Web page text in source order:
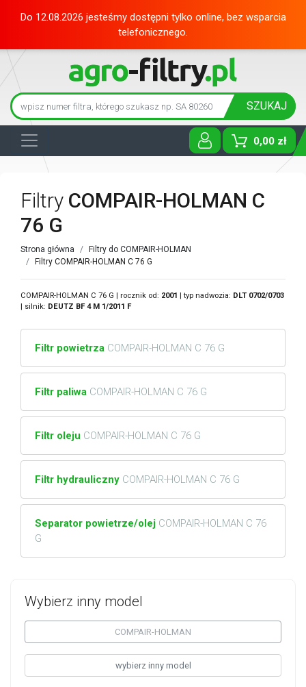
Do 12.08.2026 jesteśmy dostępni tylko online, bez wsparcia
telefonicznego.
SZUKAJ
0,00 zł
Toggle
Wybierz inny model
COMPAIR-HOLMAN
wybierz inny model
Filtry COMPAIR-HOLMAN C
76 G
Strona główna
Filtry do COMPAIR-HOLMAN
Filtry COMPAIR-HOLMAN C 76 G
COMPAIR-HOLMAN C 76 G | rocznik od: 2001 | typ nadwozia: DLT 0702/0703
| silnik: DEUTZ BF 4 M 1/2011 F
Filtr powietrza COMPAIR-HOLMAN C 76 G
Filtr paliwa COMPAIR-HOLMAN C 76 G
Filtr oleju COMPAIR-HOLMAN C 76 G
Filtr hydrauliczny COMPAIR-HOLMAN C 76 G
Separator powietrze/olej COMPAIR-HOLMAN C 76
G